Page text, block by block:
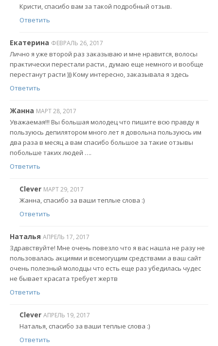
Кристи, спасибо вам за такой подробный отзыв.
Ответить
Екатерина ФЕВРАЛЬ 26, 2017
Лично я уже второй раз заказываю и мне нравится, волосы
практически перестали расти., думаю еще немного и вообще
перестанут расти ))) Кому интересно, заказывала я здесь
Ответить
Жанна МАРТ 28, 2017
Уважаемая!!! Вы большая молодец что пишите всю правду я
пользуюсь депилятором много лет я довольна пользуюсь им
два раза в месяц а вам спасибо большое за такие отзывы
побольше таких людей ….
Ответить
Clever МАРТ 29, 2017
Жанна, спасибо за ваши теплые слова :)
Ответить
Наталья АПРЕЛЬ 17, 2017
Здравствуйте! Мне очень повезло что я вас нашла не разу не
пользовалась акциями и всемогущим средствами а ваш сайт
очень полезный молодцы что есть еще раз убедилась чудес
не бывает красата требует жертв
Ответить
Clever АПРЕЛЬ 19, 2017
Наталья, спасибо за ваши теплые слова :)
Ответить